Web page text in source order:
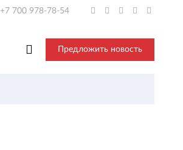
+7 700 978-78-54
Предложить новость